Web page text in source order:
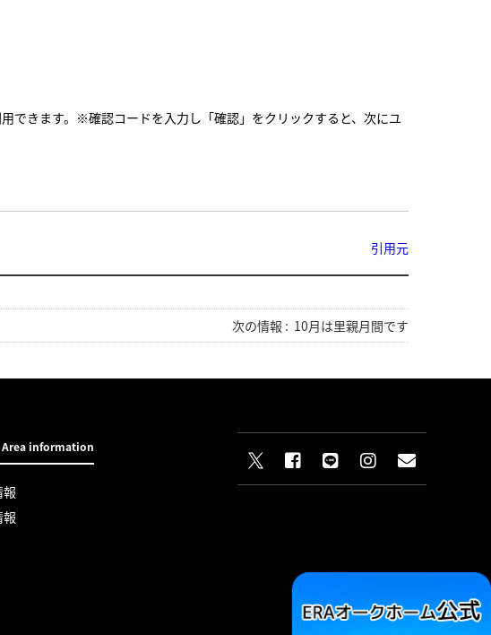
できます。※確認コードを入力し「確認」をクリックすると、次にユ
引用元
次の情報 : 10月は里親月間です
Area information